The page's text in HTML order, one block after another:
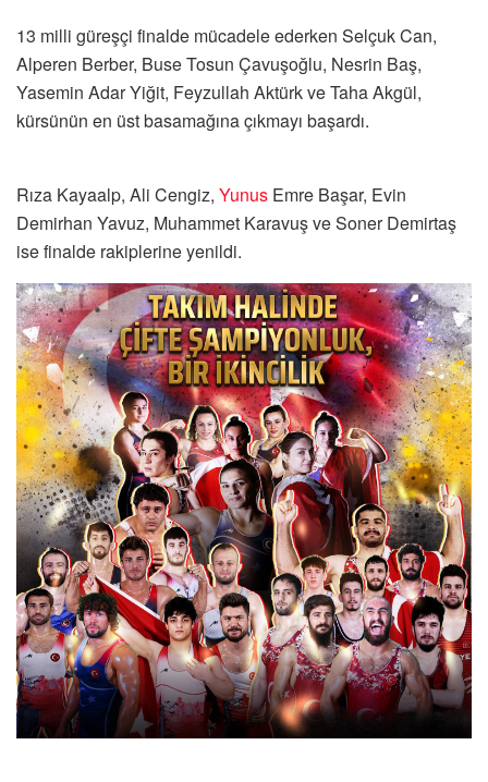
13 milli güreşçi finalde mücadele ederken Selçuk Can,
Alperen Berber, Buse Tosun Çavuşoğlu, Nesrin Baş,
Yasemin Adar Yiğit, Feyzullah Aktürk ve Taha Akgül,
kürsünün en üst basamağına çıkmayı başardı.
Rıza Kayaalp, Ali Cengiz, Yunus Emre Başar, Evin
Demirhan Yavuz, Muhammet Karavuş ve Soner Demirtaş
ise finalde rakiplerine yenildi.